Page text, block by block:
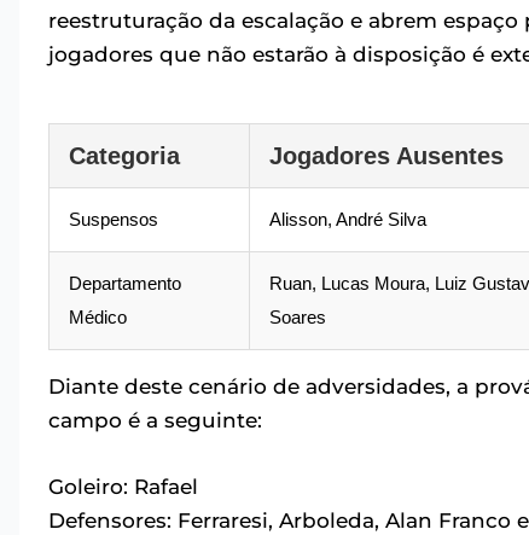
reestruturação da escalação e abrem
jogadores que não estarão à disposição é
Categoria Jogadores Ausentes
Suspensos Alisson, André Silva
Departamento
Médico
Ruan, Lucas Moura, Luiz
Soares
Diante deste cenário de adversidades, a
campo é a seguinte:
Goleiro: Rafael
Defensores: Ferraresi, Arboleda, Alan Franco